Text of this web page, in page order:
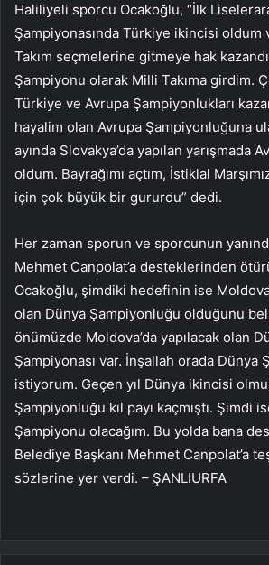
Haliliyeli sporcu Ocakoğlu, “İlk
Şampiyonasında Türkiye ikincisi oldum
Takım seçmelerine gitmeye hak
Şampiyonu olarak Milli Takıma girdim.
Türkiye ve Avrupa Şampiyonlukları
hayalim olan Avrupa Şampiyonluğuna
ayında Slovakya’da yapılan yarışmada
oldum. Bayrağımı açtım, İstiklal
için çok büyük bir gururdu” dedi.
Her zaman sporun ve sporcunun
Mehmet Canpolat’a desteklerinden
Ocakoğlu, şimdiki hedefinin ise
olan Dünya Şampiyonluğu olduğunu
önümüzde Moldova’da yapılacak olan
Şampiyonası var. İnşallah orada Dünya
istiyorum. Geçen yıl Dünya ikincisi
Şampiyonluğu kıl payı kaçmıştı. Şimdi
Şampiyonu olacağım. Bu yolda bana
Belediye Başkanı Mehmet Canpolat’a
sözlerine yer verdi. – ŞANLIURFA